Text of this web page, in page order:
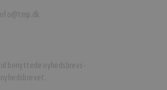
benyttede nyhedsbrevs-